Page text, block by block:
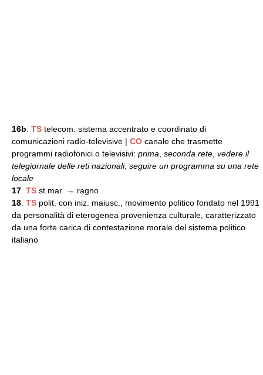
16b TS telecom. sistema accentrato e coordinato di
comunicazioni radio-televisive | CO canale che trasmette
programmi radiofonici o televisivi: prima seconda rete vedere il
telegiornale delle reti nazionali, seguire un programma su una rete
locale
17 TS st.mar. → ragno
18 TS polit. con iniz. maiusc., movimento politico fondato nel 1991
da personalità di eterogenea provenienza culturale, caratterizzato
da una forte carica di contestazione morale del sistema politico
italiano